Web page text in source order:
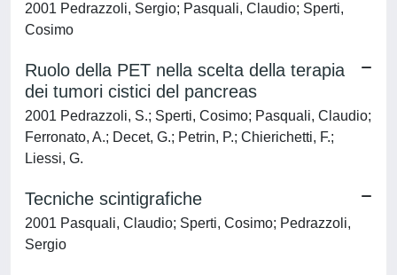
2001 Pedrazzoli, Sergio; Pasquali, Claudio; Sperti,
Cosimo
Ruolo della PET nella scelta della terapia
dei tumori cistici del pancreas
2001 Pedrazzoli, S.; Sperti, Cosimo; Pasquali, Claudio;
Ferronato, A.; Decet, G.; Petrin, P.; Chierichetti, F.;
Liessi, G.
Tecniche scintigrafiche
2001 Pasquali, Claudio; Sperti, Cosimo; Pedrazzoli,
Sergio